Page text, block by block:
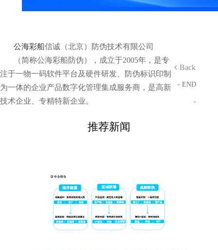
公海彩船信诚（北京）防伪技术有限公司
（简称公海彩船防伪），成立于2005年，是专
注于一物一码软件平台及硬件研发、防伪标识印制
为一体的企业产品数字化管理集成服务商，是高新
技术企业、专精特新企业。
Back
- END
-
推荐新闻